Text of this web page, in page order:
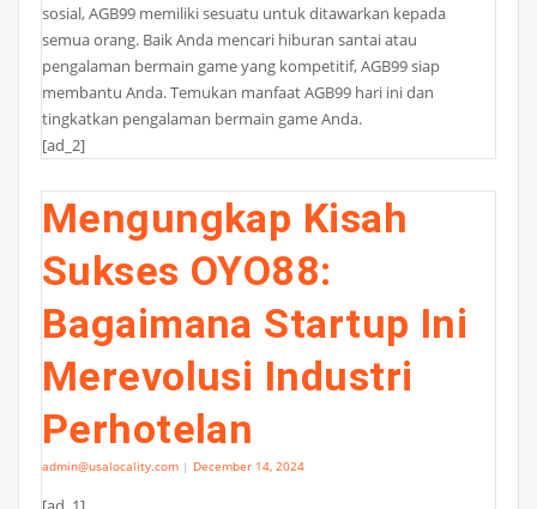
sosial, AGB99 memiliki sesuatu untuk ditawarkan kepada
semua orang. Baik Anda mencari hiburan santai atau
pengalaman bermain game yang kompetitif, AGB99 siap
membantu Anda. Temukan manfaat AGB99 hari ini dan
tingkatkan pengalaman bermain game Anda.
[ad_2]
Mengungkap Kisah
Sukses OYO88:
Bagaimana Startup Ini
Merevolusi Industri
Perhotelan
admin@usalocality.com | December 14, 2024